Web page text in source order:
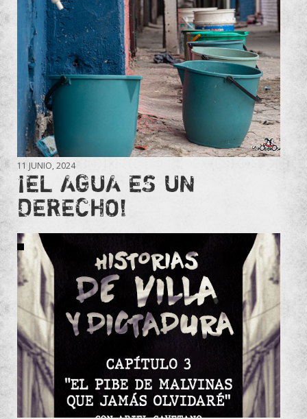
11 JUNIO, 2024
¡EL AGUA ES UN
DERECHO!